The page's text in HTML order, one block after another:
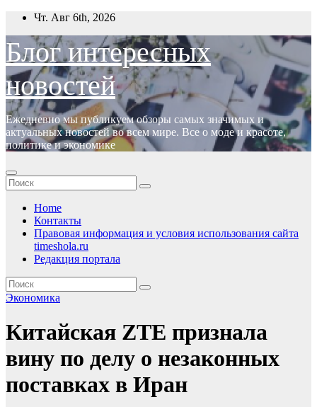
Перейти
содержимому
Чт. Авг 6th, 2026
Блог интересных
новостей
Ежедневно мы публикуем обзоры самых значимых и
актуальных новостей во всем мире. Все о моде и красоте,
политике и экономике
Home
Контакты
Правовая информация и условия использования сайта
timeshola.ru
Редакция портала
Экономика
Китайская ZTE признала
вину по делу о незаконных
поставках в Иран